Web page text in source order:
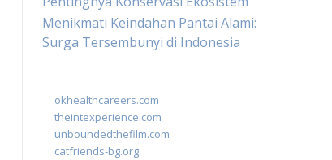
Menikmati Keindahan Pantai Alami:
Surga Tersembunyi di Indonesia
okhealthcareers.com
theintexperience.com
unboundedthefilm.com
catfriends-bg.org